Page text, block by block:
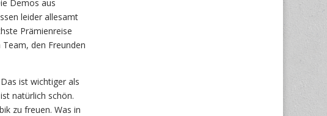
Demos aus
leider allesamt
Prämienreise
den Freunden
ist wichtiger als
natürlich schön.
zu freuen. Was in